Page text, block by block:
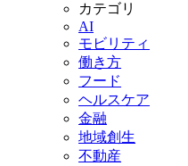
カテゴリ
AI
モビリティ
働き方
フード
ヘルスケア
金融
地域創生
不動産